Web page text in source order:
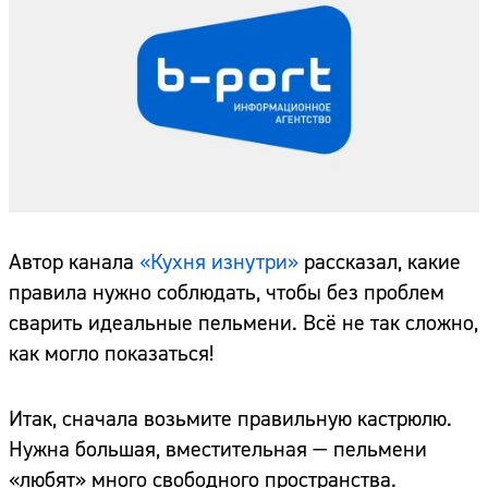
Автор канала «Кухня изнутри» рассказал, какие
правила нужно соблюдать, чтобы без проблем
сварить идеальные пельмени. Всё не так сложно,
как могло показаться!
Итак, сначала возьмите правильную кастрюлю.
Нужна большая, вместительная — пельмени
«любят» много свободного пространства.